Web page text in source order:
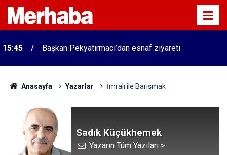
15:45 Başkan Pekyatırmacı’dan esnaf ziyareti
Anasayfa Yazarlar İmralı ile Barışmak
Sadık Küçükhemek
Yazarın Tüm Yazıları >